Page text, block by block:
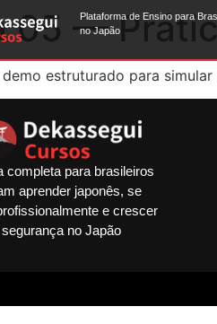
Plataforma de Ensino para
no Japão
05 —
estruturado para
completa para brasileiros
aprender japonês, se
e crescer
no Japão